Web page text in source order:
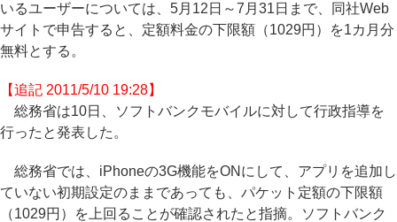
いるユーザーについては、5月12日～7月31日まで、同社Web
サイトで申告すると、定額料金の下限額（1029円）を1カ月分
無料とする。
【追記 2011/5/10 19:28】
総務省は10日、ソフトバンクモバイルに対して行政指導を
行ったと発表した。
総務省では、iPhoneの3G機能をONにして、アプリを追加し
ていない初期設定のままであっても、パケット定額の下限額
（1029円）を上回ることが確認されたと指摘。ソフトバンク